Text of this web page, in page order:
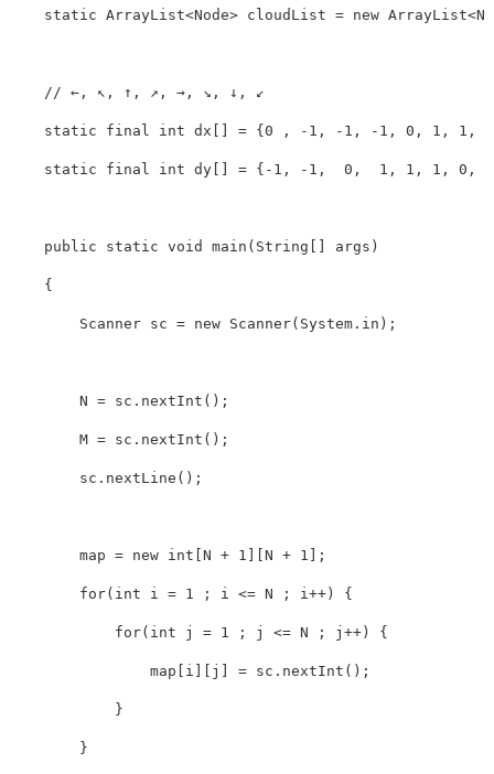
static ArrayList<Node> cloudList = new ArrayList<
// ←, ↖, ↑, ↗, →, ↘, ↓, ↙
static final int dx [ ] = {0 , - 1 , - 1 , - 1 , 0 , 1 , 1 ,
static final int dy [ ] = { - 1 , - 1 , 0 , 1 , 1 , 1 , 0 ,
public static void main ( String [ ] args )
{
Scanner sc = new Scanner( System . in ) ;
N = sc . nextInt ( ) ;
M = sc . nextInt ( ) ;
        sc
. nextLine ( ) ;
        map
= new int [N + 1 ] [N + 1 ] ;
for( int i = 1 ; i <= N ; i ++) {
for( int j = 1 ; j <= N ; j ++) {
                map
[ i ] [ j ] = sc . nextInt ( ) ;
}
}